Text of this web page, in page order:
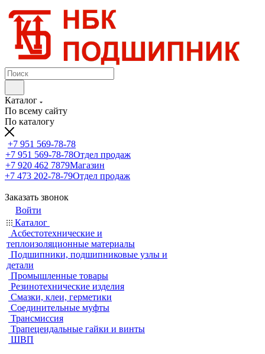
Каталог
По всему сайту
По каталогу
+7 951 569-78-78
+7 951 569-78-78Отдел продаж
+7 920 462 7879Магазин
+7 473 202-78-79Отдел продаж
Заказать звонок
Войти
Каталог
Асбестотехнические и
теплоизоляционные материалы
Подшипники, подшипниковые узлы и
детали
Промышленные товары
Резинотехнические изделия
Смазки, клеи, герметики
Соединительные муфты
Трансмиссия
Трапецеидальные гайки и винты
ШВП